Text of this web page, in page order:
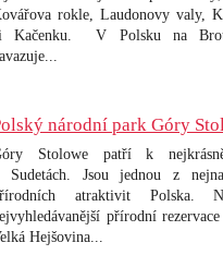
rokle, Laudonovy valy,
Kačenku.
V Polsku na
národní park Góry
Stolowe patří k
Sudetách. Jsou jednou z
atraktivit Polska.
přírodní
Hejšovina...